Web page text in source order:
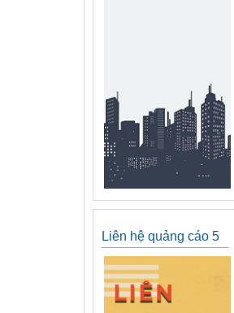
Liên hệ quảng cáo 5